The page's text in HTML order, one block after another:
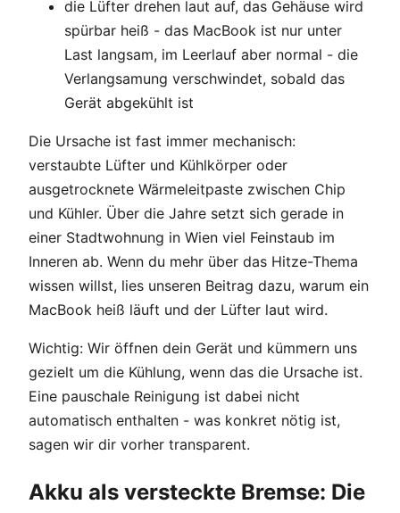
die Lüfter drehen laut auf, das Gehäuse wird
spürbar heiß - das MacBook ist nur unter
Last langsam, im Leerlauf aber normal - die
Verlangsamung verschwindet, sobald das
Gerät abgekühlt ist
Die Ursache ist fast immer mechanisch:
verstaubte Lüfter und Kühlkörper oder
ausgetrocknete Wärmeleitpaste zwischen Chip
und Kühler. Über die Jahre setzt sich gerade in
einer Stadtwohnung in Wien viel Feinstaub im
Inneren ab. Wenn du mehr über das Hitze-Thema
wissen willst, lies unseren Beitrag dazu, warum ein
MacBook heiß läuft und der Lüfter laut wird.
Wichtig: Wir öffnen dein Gerät und kümmern uns
gezielt um die Kühlung, wenn das die Ursache ist.
Eine pauschale Reinigung ist dabei nicht
automatisch enthalten - was konkret nötig ist,
sagen wir dir vorher transparent.
Akku als versteckte Bremse: Die